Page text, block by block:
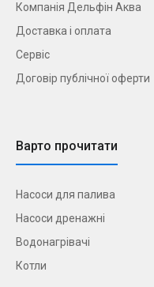
Компанія Дельфін Аква
Доставка і оплата
Сервіс
Договір публічної оферти
Варто прочитати
Насоси для палива
Насоси дренажні
Водонагрівачі
Котли